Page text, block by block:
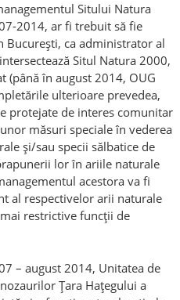
Sitului Natura
2014, ar fi trebuit să fie
București, ca administrator al
Situl Natura 2000,
(până în august 2014, OUG
ulterioare prevedea,
protejate de interes comunitar
măsuri speciale în vederea
şi/sau specii sălbatice de
lor în ariile naturale
acestora va fi
al respectivelor arii naturale
restrictive funcţii de
– august 2014, Unitatea de
Țara Hațegului a